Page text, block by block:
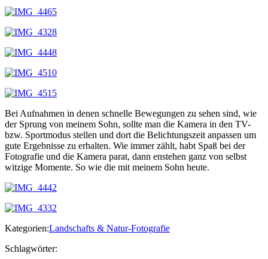
Bei Aufnahmen in denen schnelle Bewegungen zu sehen sind, wie
der Sprung von meinem Sohn, sollte man die Kamera in den TV-
bzw. Sportmodus stellen und dort die Belichtungszeit anpassen um
gute Ergebnisse zu erhalten. Wie immer zählt, habt Spaß bei der
Fotografie und die Kamera parat, dann enstehen ganz von selbst
witzige Momente. So wie die mit meinem Sohn heute.
Kategorien:Landschafts & Natur-Fotografie
Schlagwörter: